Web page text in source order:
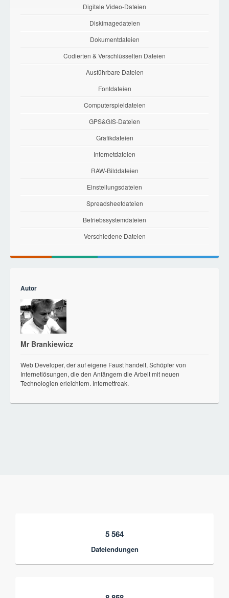
Digitale Video-Dateien
Diskimagedateien
Dokumentdateien
Codierten & Verschlüsselten Dateien
Ausführbare Dateien
Fontdateien
Computerspieldateien
GPS&GIS-Dateien
Grafikdateien
Internetdateien
RAW-Bilddateien
Einstellungsdateien
Spreadsheetdateien
Betriebssystemdateien
Verschiedene Dateien
Autor
Mr Brankiewicz
Web Developer, der auf eigene Faust handelt, Schöpfer von
Internetlösungen, die den Anfängern die Arbeit mit neuen
Technologien erleichtern. Internetfreak.
5 564
Dateiendungen